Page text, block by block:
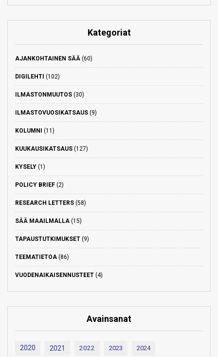
Kategoriat
AJANKOHTAINEN SÄÄ (60)
DIGILEHTI (102)
ILMASTONMUUTOS (30)
ILMASTOVUOSIKATSAUS (9)
KOLUMNI (11)
KUUKAUSIKATSAUS (127)
KYSELY (1)
POLICY BRIEF (2)
RESEARCH LETTERS (58)
SÄÄ MAAILMALLA (15)
TAPAUSTUTKIMUKSET (9)
TEEMATIETOA (86)
VUODENAIKAISENNUSTEET (4)
Avainsanat
2020 2021 2022 2023 2024